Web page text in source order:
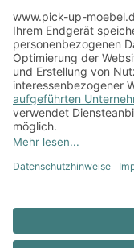
Zum Onlineshop
Impressum
Zum